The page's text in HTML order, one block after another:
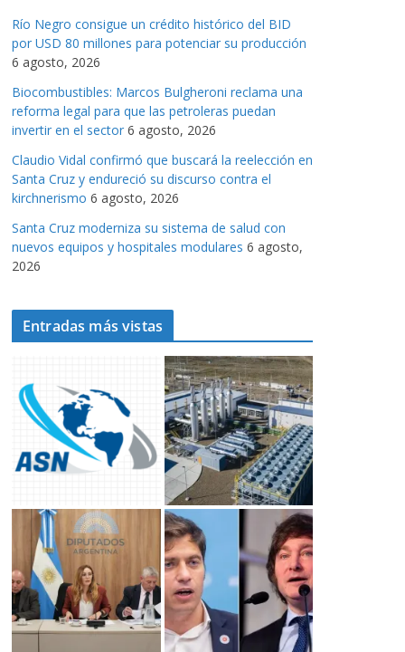
s
Río Negro consigue un crédito histórico del BID
por USD 80 millones para potenciar su producción
6 agosto, 2026
Biocombustibles: Marcos Bulgheroni reclama una
reforma legal para que las petroleras puedan
invertir en el sector 6 agosto, 2026
Claudio Vidal confirmó que buscará la reelección en
Santa Cruz y endureció su discurso contra el
kirchnerismo 6 agosto, 2026
Santa Cruz moderniza su sistema de salud con
nuevos equipos y hospitales modulares 6 agosto,
2026
Entradas más vistas